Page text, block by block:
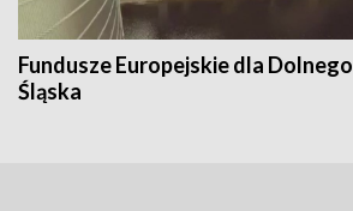
Fundusze Europejskie dla Dolnego
Śląska